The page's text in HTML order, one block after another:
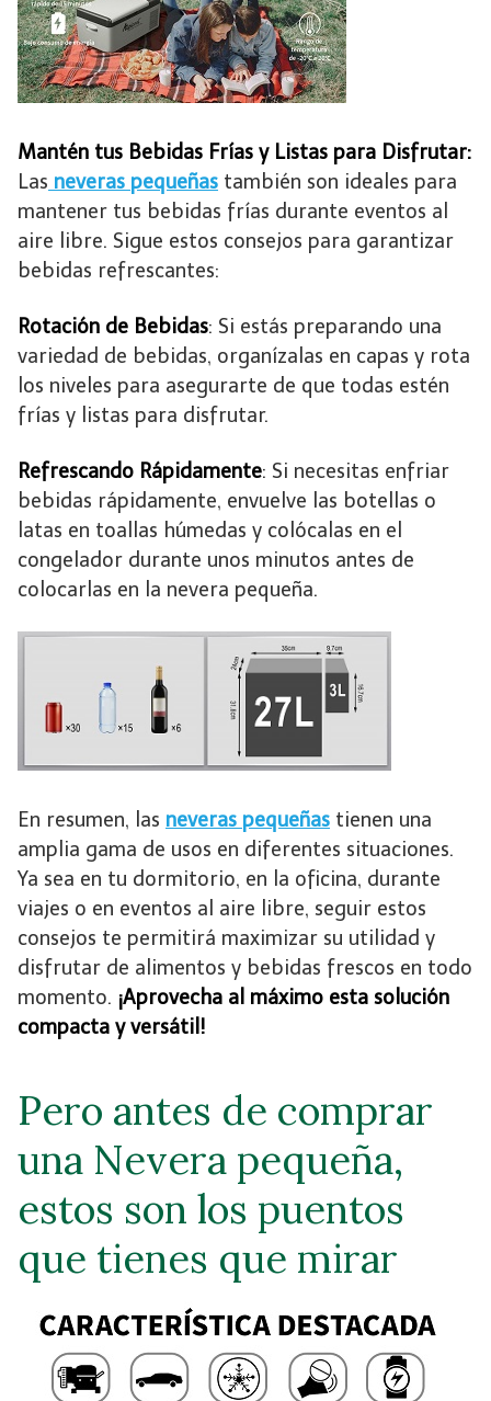
Mantén tus Bebidas Frías y Listas para Disfrutar:
Las neveras pequeñas también son ideales para
mantener tus bebidas frías durante eventos al
aire libre. Sigue estos consejos para garantizar
bebidas refrescantes:
Rotación de Bebidas: Si estás preparando una
variedad de bebidas, organízalas en capas y rota
los niveles para asegurarte de que todas estén
frías y listas para disfrutar.
Refrescando Rápidamente: Si necesitas enfriar
bebidas rápidamente, envuelve las botellas o
latas en toallas húmedas y colócalas en el
congelador durante unos minutos antes de
colocarlas en la nevera pequeña.
En resumen, las neveras pequeñas tienen una
amplia gama de usos en diferentes situaciones.
Ya sea en tu dormitorio, en la oficina, durante
viajes o en eventos al aire libre, seguir estos
consejos te permitirá maximizar su utilidad y
disfrutar de alimentos y bebidas frescos en todo
momento. ¡Aprovecha al máximo esta solución
compacta y versátil!
Pero antes de comprar
una Nevera pequeña,
estos son los puentos
que tienes que mirar